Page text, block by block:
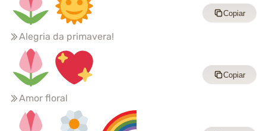
Alegria da primavera!
Copiar
Amor floral
Copiar